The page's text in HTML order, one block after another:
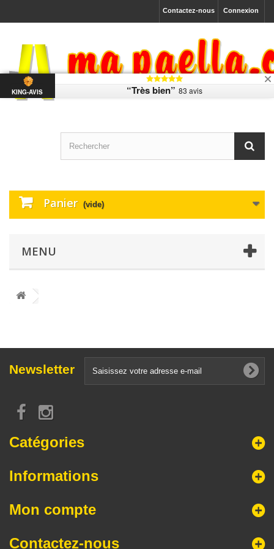
Connexion
Contactez-nous
Panier (vide)
MENU
Newsletter
Catégories
Informations
Mon compte
Contactez-nous
KING-AVIS “Très bien” 83 avis